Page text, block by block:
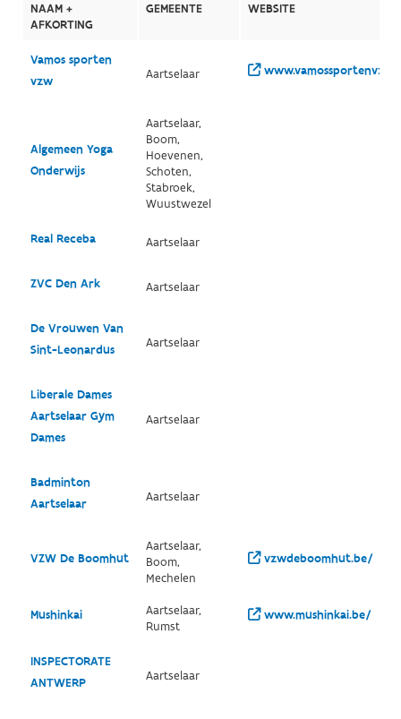
NAAM +
AFKORTING
GEMEENTE WEBSITE
Vamos sporten
vzw
Aartselaar
Algemeen Yoga
Onderwijs
Aartselaar,
Boom,
Hoevenen,
Schoten,
Stabroek,
Wuustwezel
Real Receba Aartselaar
ZVC Den Ark Aartselaar
De Vrouwen Van
Sint-Leonardus
Aartselaar
Liberale Dames
Aartselaar Gym
Dames
Aartselaar
Badminton
Aartselaar
Aartselaar
VZW De Boomhut
Aartselaar,
Boom,
Mechelen
vzwdeboomhut.be/
Mushinkai
Aartselaar,
Rumst
www.mushinkai.be/
INSPECTORATE
ANTWERP
Aartselaar